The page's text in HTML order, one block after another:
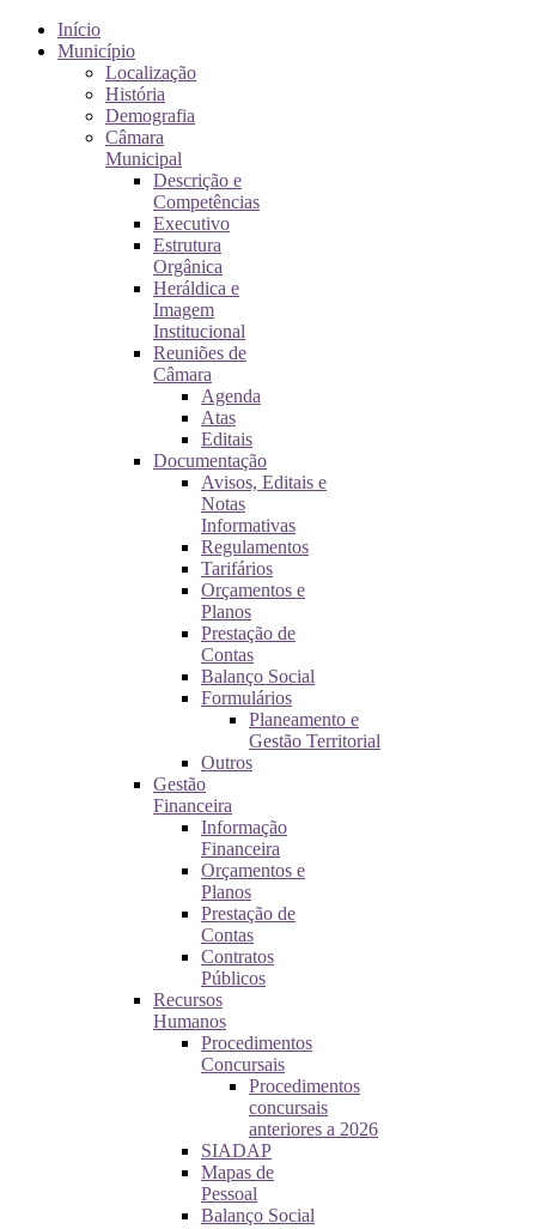
Início
Município
Localização
História
Demografia
Câmara
Municipal
Descrição e
Competências
Executivo
Estrutura
Orgânica
Heráldica e
Imagem
Institucional
Reuniões de
Câmara
Agenda
Atas
Editais
Documentação
Avisos, Editais e
Notas
Informativas
Regulamentos
Tarifários
Orçamentos e
Planos
Prestação de
Contas
Balanço Social
Formulários
Planeamento e
Gestão Territorial
Outros
Gestão
Financeira
Informação
Financeira
Orçamentos e
Planos
Prestação de
Contas
Contratos
Públicos
Recursos
Humanos
Procedimentos
Concursais
Procedimentos
concursais
anteriores a 2026
SIADAP
Mapas de
Pessoal
Balanço Social